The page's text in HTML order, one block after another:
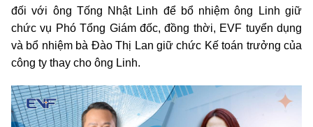
đối với ông Tống Nhật Linh để bổ nhiệm ông Linh giữ
chức vụ Phó Tổng Giám đốc, đồng thời, EVF tuyển dụng
và bổ nhiệm bà Đào Thị Lan giữ chức Kế toán trưởng của
công ty thay cho ông Linh.